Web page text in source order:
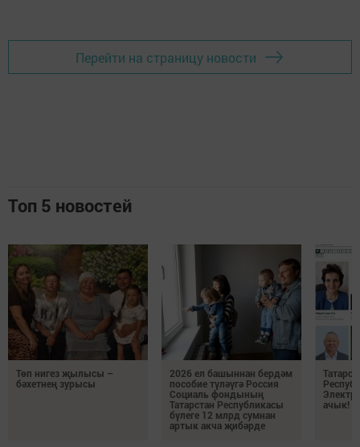
Перейти на страницу новости
Топ 5 новостей
Төп нигез җылысы –
бәхетнең зурысы
2026 ел башыннан бердәм
пособие түләүгә Россия
Социаль фондының
Татарстан Республикасы
бүлеге 12 млрд сумнан
артык акча җибәрде
ачык!